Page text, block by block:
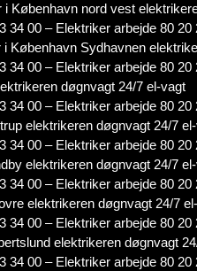
København nord vest
00 – Elektriker arbejde 80 20
København Sydhavnen
00 – Elektriker arbejde 80 20
døgnvagt 24/7 el-vagt
00 – Elektriker arbejde 80 20
elektrikeren døgnvagt 24/7
00 – Elektriker arbejde 80 20
elektrikeren døgnvagt 24/7
00 – Elektriker arbejde 80 20
elektrikeren døgnvagt 24/7
00 – Elektriker arbejde 80 20
elektrikeren døgnvagt
00 – Elektriker arbejde 80 20